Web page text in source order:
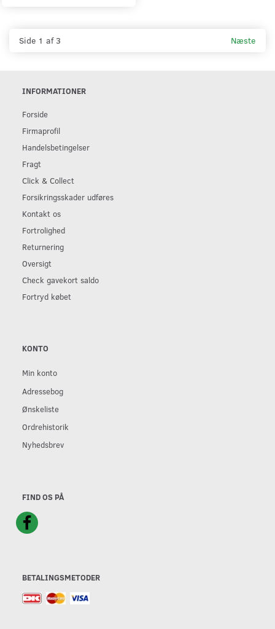
Side 1 af 3 Næste
INFORMATIONER
Forside
Firmaprofil
Handelsbetingelser
Fragt
Click & Collect
Forsikringsskader udføres
Kontakt os
Fortrolighed
Returnering
Oversigt
Check gavekort saldo
Fortryd købet
KONTO
Min konto
Adressebog
Ønskeliste
Ordrehistorik
Nyhedsbrev
FIND OS PÅ
BETALINGSMETODER